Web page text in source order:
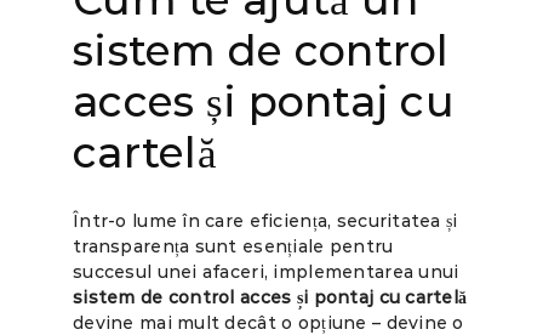
sistem de control
acces și pontaj cu
cartelă
Într-o lume în care eficiența, securitatea și
transparența sunt esențiale pentru
succesul unei afaceri, implementarea unui
sistem de control acces și pontaj cu cartelă
devine mai mult decât o opțiune – devine o